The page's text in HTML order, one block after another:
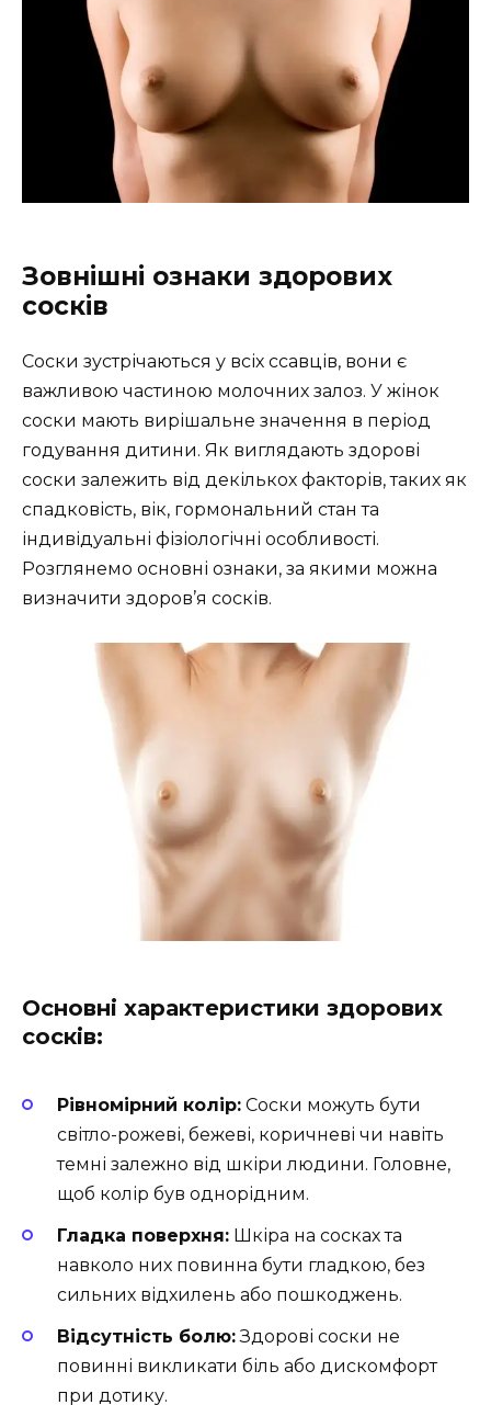
Зовнішні ознаки здорових
сосків
Соски зустрічаються у всіх ссавців, вони є
важливою частиною молочних залоз. У жінок
соски мають вирішальне значення в період
годування дитини. Як виглядають здорові
соски залежить від декількох факторів, таких як
спадковість, вік, гормональний стан та
індивідуальні фізіологічні особливості.
Розглянемо основні ознаки, за якими можна
визначити здоров’я сосків.
Основні характеристики здорових
сосків:
Рівномірний колір: Соски можуть бути
світло-рожеві, бежеві, коричневі чи навіть
темні залежно від шкіри людини. Головне,
щоб колір був однорідним.
Гладка поверхня: Шкіра на сосках та
навколо них повинна бути гладкою, без
сильних відхилень або пошкоджень.
Відсутність болю:Здорові соски не
повинні викликати біль або дискомфорт
при дотику.